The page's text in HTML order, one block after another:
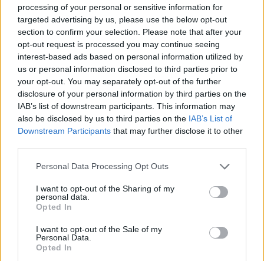
processing of your personal or sensitive information for
targeted advertising by us, please use the below opt-out
section to confirm your selection. Please note that after your
opt-out request is processed you may continue seeing
interest-based ads based on personal information utilized by
us or personal information disclosed to third parties prior to
your opt-out. You may separately opt-out of the further
disclosure of your personal information by third parties on the
IAB’s list of downstream participants. This information may
also be disclosed by us to third parties on the IAB’s List of
Downstream Participants that may further disclose it to other
Personal Data Processing Opt Outs
I want to opt-out of the Sharing of my
personal data.
Opted In
I want to opt-out of the Sale of my
Personal Data.
Opted In
ΣΗΜΕΡΑ ΡΟΗ ΠΟΛΙΤΙΣΜΟΣ
ΕΙΔΗΣΕΙΣ
Σοκ στην Κρήτη: Τουρίστας επιχείρησε να
χρηματίσει υπάλληλο για του επιτρέψει να
ασελγήσει σε ανήλικη
ΕΙΔΗΣΕΙΣ
«Θέλω τον μπαμπά μου»: Το βίντεο της
μετά τον γάμο της
LIFESTYLE
ξεχάσουν ότι έγραψα το """"My Number One""""»
διακοπές έναν μήνα» - Η απίθανη ατάκα στην
κάμερα του MEGA